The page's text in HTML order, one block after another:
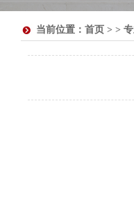
当前位置： 首页 > >